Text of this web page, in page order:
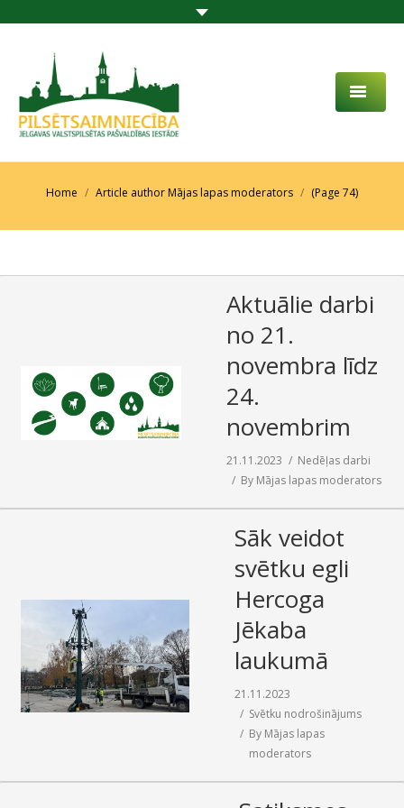
PAR MUMS
PAKALPOJUMI
SABIEDRĪBAS LĪDZDALĪBA
KONTAKTI
SAZIŅA
You are here:
Home Article author Mājas lapas moderators (Page 74)
Aktuālie darbi
no 21.
novembra līdz
24.
novembrim
21.11.2023
Nedēļas darbi
By Mājas lapas moderators
Sāk veidot
svētku egli
Hercoga
Jēkaba
laukumā
21.11.2023
Svētku nodrošinājums
By Mājas lapas
moderators